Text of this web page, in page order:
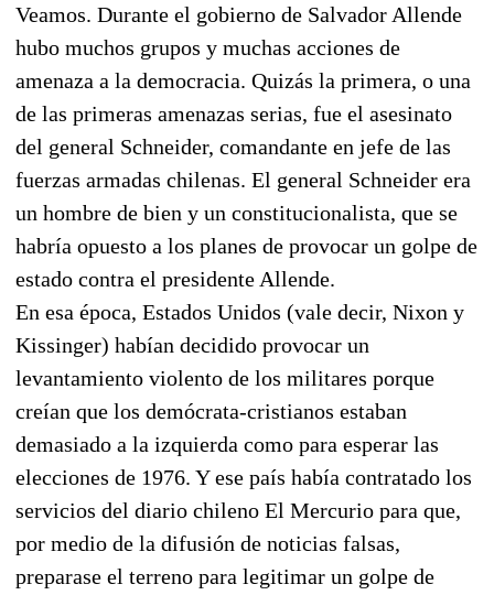
Veamos. Durante el gobierno de Salvador Allende
hubo muchos grupos y muchas acciones de
amenaza a la democracia. Quizás la primera, o una
de las primeras amenazas serias, fue el asesinato
del general Schneider, comandante en jefe de las
fuerzas armadas chilenas. El general Schneider era
un hombre de bien y un constitucionalista, que se
habría opuesto a los planes de provocar un golpe de
estado contra el presidente Allende.
En esa época, Estados Unidos (vale decir, Nixon y
Kissinger) habían decidido provocar un
levantamiento violento de los militares porque
creían que los demócrata-cristianos estaban
demasiado a la izquierda como para esperar las
elecciones de 1976. Y ese país había contratado los
servicios del diario chileno El Mercurio para que,
por medio de la difusión de noticias falsas,
preparase el terreno para legitimar un golpe de